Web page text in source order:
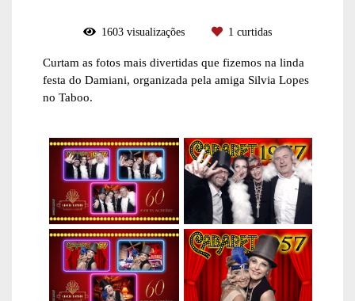
1603 visualizações 1 curtidas
Curtam as fotos mais divertidas que fizemos na linda
festa do Damiani, organizada pela amiga Silvia Lopes
no Taboo.